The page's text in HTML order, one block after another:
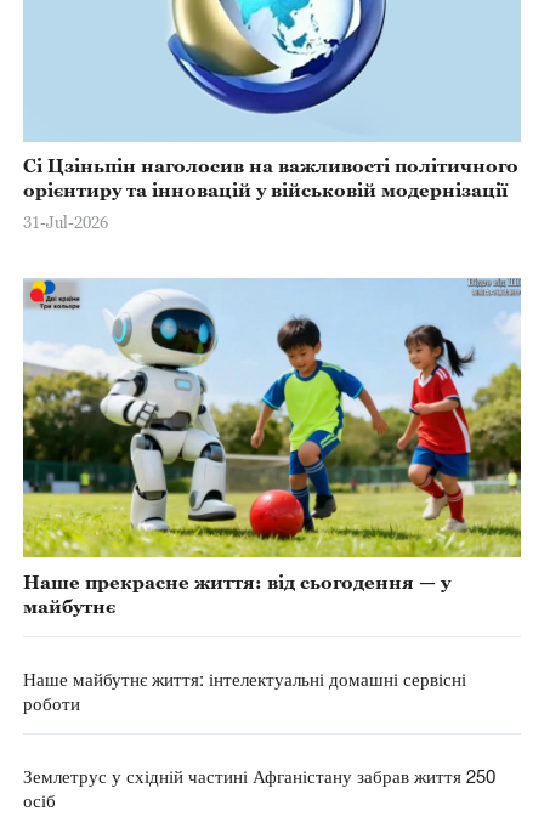
Сі Цзіньпін наголосив на важливості політичного
орієнтиру та інновацій у військовій модернізації
31-Jul-2026
Наше прекрасне життя: від сьогодення — у
майбутнє
Наше майбутнє життя: інтелектуальні домашні сервісні
роботи
Землетрус у східній частині Афганістану забрав життя 250
осіб